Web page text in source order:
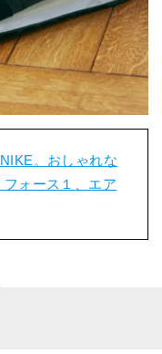
。おしゃれな
ォース１、エア